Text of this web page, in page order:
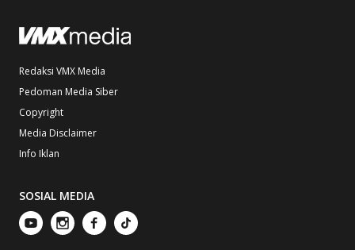
Redaksi VMX Media
Pedoman Media Siber
Copyright
Media Disclaimer
Info Iklan
SOSIAL MEDIA